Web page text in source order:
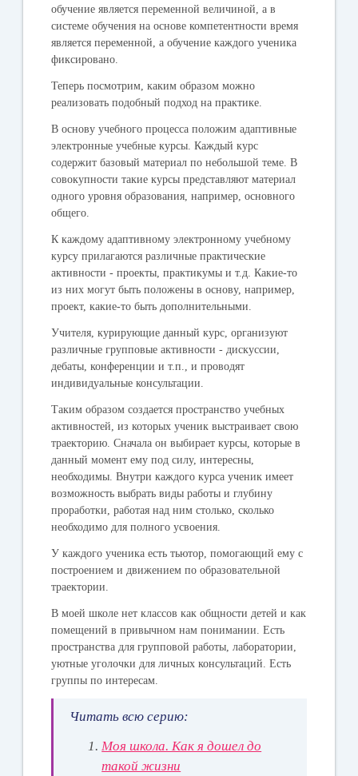
обучение является переменной величиной, а в
системе обучения на основе компетентности время
является переменной, а обучение каждого ученика
фиксировано.
Теперь посмотрим, каким образом можно
реализовать подобный подход на практике.
В основу учебного процесса положим адаптивные
электронные учебные курсы. Каждый курс
содержит базовый материал по небольшой теме. В
совокупности такие курсы представляют материал
одного уровня образования, например, основного
общего.
К каждому адаптивному электронному учебному
курсу прилагаются различные практические
активности - проекты, практикумы и т.д. Какие-то
из них могут быть положены в основу, например,
проект, какие-то быть дополнительными.
Учителя, курирующие данный курс, организуют
различные групповые активности - дискуссии,
дебаты, конференции и т.п., и проводят
индивидуальные консультации.
Таким образом создается пространство учебных
активностей, из которых ученик выстраивает свою
траекторию. Сначала он выбирает курсы, которые в
данный момент ему под силу, интересны,
необходимы. Внутри каждого курса ученик имеет
возможность выбрать виды работы и глубину
проработки, работая над ним столько, сколько
необходимо для полного усвоения.
У каждого ученика есть тьютор, помогающий ему с
построением и движением по образовательной
траектории.
В моей школе нет классов как общности детей и как
помещений в привычном нам понимании. Есть
пространства для групповой работы, лаборатории,
уютные уголочки для личных консультаций. Есть
группы по интересам.
Читать всю серию:
Моя школа. Как я дошел до
такой жизни